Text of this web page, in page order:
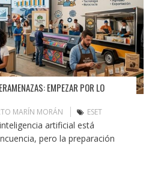
EMPEZAR POR LO
MARÍN MORÁN ESET
artificial está
pero la preparación